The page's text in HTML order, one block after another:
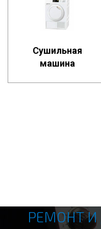
Сушильная
машина
РЕМОНТ